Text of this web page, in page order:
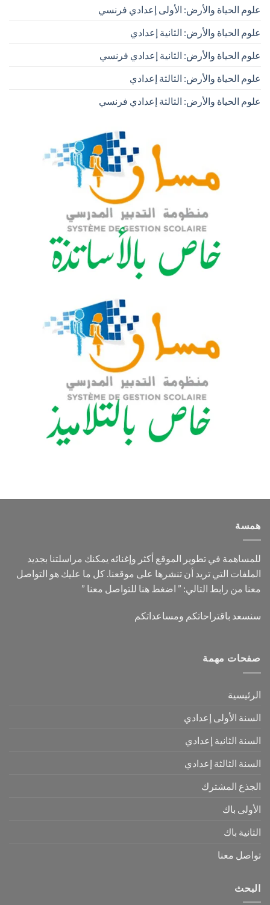
علوم الحياة والأرض: الأولى إعدادي فرنسي
علوم الحياة والأرض: الثانية إعدادي
علوم الحياة والأرض: الثانية إعدادي فرنسي
علوم الحياة والأرض: الثالثة إعدادي
علوم الحياة والأرض: الثالثة إعدادي فرنسي
همسة
للمساهمة في تطوير الموقع أكثر وإغنائه يمكنك مراسلتنا بجديد
الملفات التي تريد أن تنشرها على موقعنا. كل ما عليك هو التواصل
معنا من رابط التالي: ” اضغط هنا للتواصل معنا ”
سنسعد باقتراحاتكم ومساعداتكم
صفحات مهمة
الرئيسية
السنة الأولى إعدادي
السنة الثانية إعدادي
السنة الثالثة إعدادي
الجذع المشترك
الأولى باك
الثانية باك
تواصل معنا
البحث